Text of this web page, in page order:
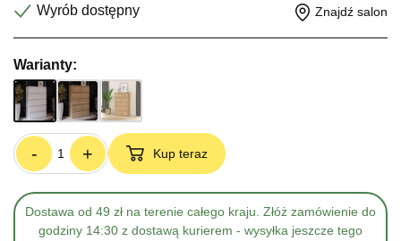
Wyrób dostępny
Znajdź salon
Warianty:
- + Kup teraz
Dostawa od 49 zł na terenie całego kraju. Złóż zamówienie do
godziny 14:30 z dostawą kurierem - wysyłka jeszcze tego